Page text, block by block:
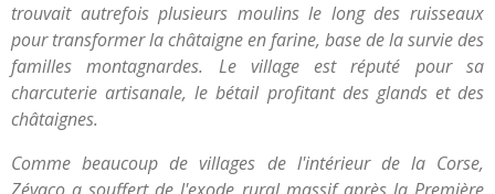
trouvait autrefois plusieurs moulins le long des ruisseaux
pour transformer la châtaigne en farine, base de la survie des
familles montagnardes. Le village est réputé pour sa
charcuterie artisanale, le bétail profitant des glands et des
châtaignes.
Comme beaucoup de villages de l'intérieur de la Corse,